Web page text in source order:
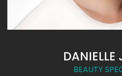
DANIELLE
BEAUTY